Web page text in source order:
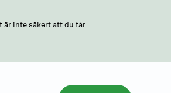
är inte säkert att du får